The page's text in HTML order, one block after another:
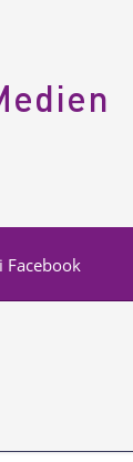
Facebook